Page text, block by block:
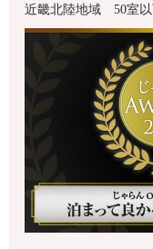
近畿北陸地域 50室